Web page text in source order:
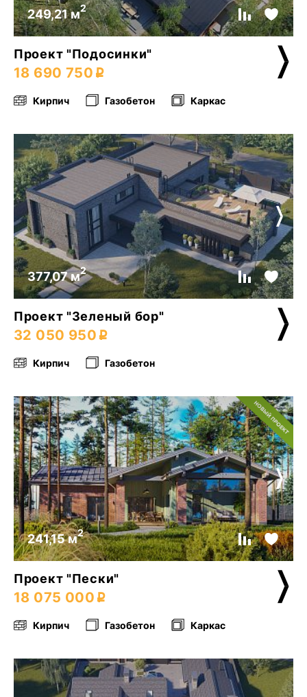
249,21 м2
Проект "Подосинки"
18 690 750
Кирпич Газобетон Каркас
377,07 м2
Проект "Зеленый бор"
32 050 950
Кирпич Газобетон
241,15 м2
Проект "Пески"
18 075 000
Кирпич Газобетон Каркас